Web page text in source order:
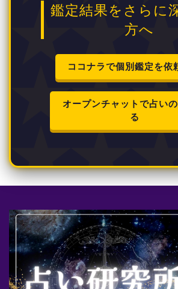
鑑定結果をさらに
方へ
ココナラで個別鑑定を依
オープンチャットで占い
る